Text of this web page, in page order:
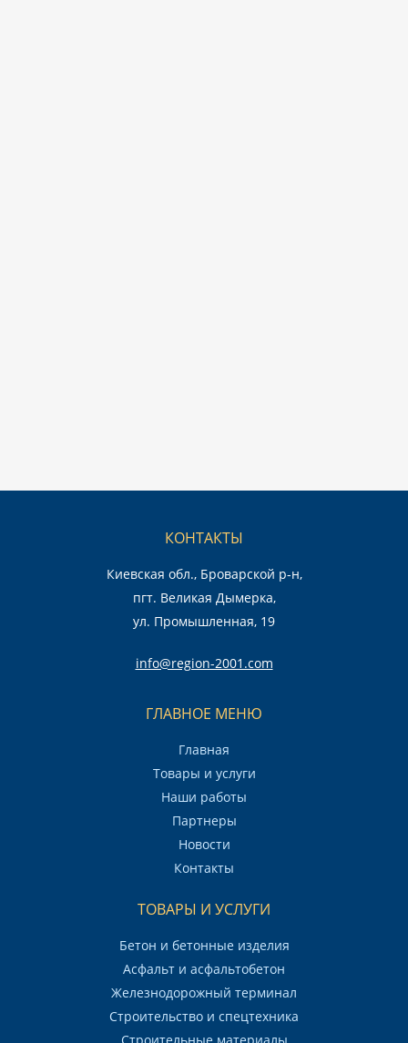
КОНТАКТЫ
Киевская обл., Броварской р-н,
пгт. Великая Дымерка,
ул. Промышленная, 19
info@region-2001.com
ГЛАВНОЕ МЕНЮ
Главная
Товары и услуги
Наши работы
Партнеры
Новости
Контакты
ТОВАРЫ И УСЛУГИ
Бетон и бетонные изделия
Асфальт и асфальтобетон
Железнодорожный терминал
Строительство и спецтехника